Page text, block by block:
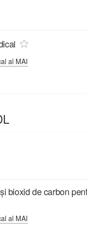
al MAI
bioxid de carbon
al MAI